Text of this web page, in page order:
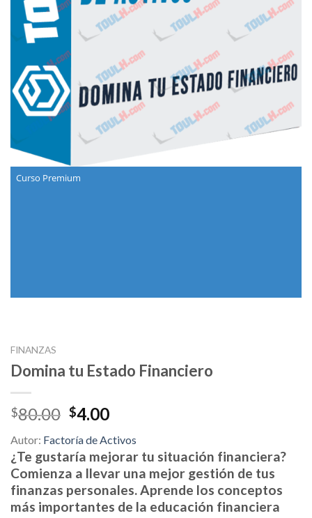
Curso Premium
FINANZAS
Domina tu Estado Financiero
$80.00 Original
was:
$80.00.
$4.00Current
is:
$4.00.
Autor: Factoría de Activos
¿Te gustaría mejorar tu situación financiera?
Comienza a llevar una mejor gestión de tus
finanzas personales. Aprende los conceptos
más importantes de la educación financiera